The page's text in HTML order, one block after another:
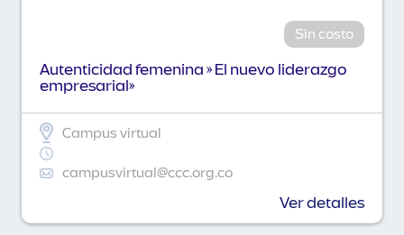
Sin costo
Autenticidad femenina » El nuevo liderazgo
empresarial»
Campus virtual
campusvirtual@ccc.org.co
Ver detalles